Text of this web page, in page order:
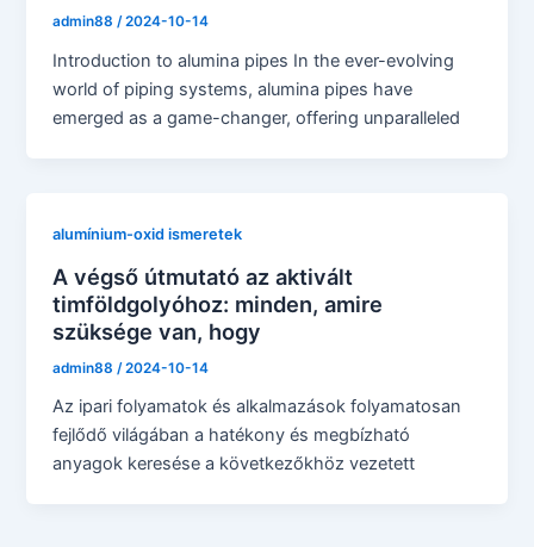
admin88/2024-10-14
Introduction to alumina pipes In the ever-evolving
world of piping systems, alumina pipes have
emerged as a game-changer, offering unparalleled
alumínium-oxid ismeretek
A végső útmutató az aktivált
timföldgolyóhoz: minden, amire
szüksége van, hogy
admin88 /2024-10-14
Az ipari folyamatok és alkalmazások folyamatosan
fejlődő világában a hatékony és megbízható
anyagok keresése a következőkhöz vezetett